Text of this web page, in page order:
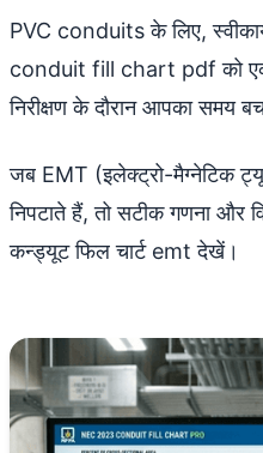
PVC conduits के लिए,
conduit fill chart pdf को
निरीक्षण के दौरान आपका समय
जब EMT (इलेक्ट्रो-मैग्नेटिक
निपटाते हैं, तो सटीक गणना और
कन्ड्यूट फिल चार्ट emt देखें।